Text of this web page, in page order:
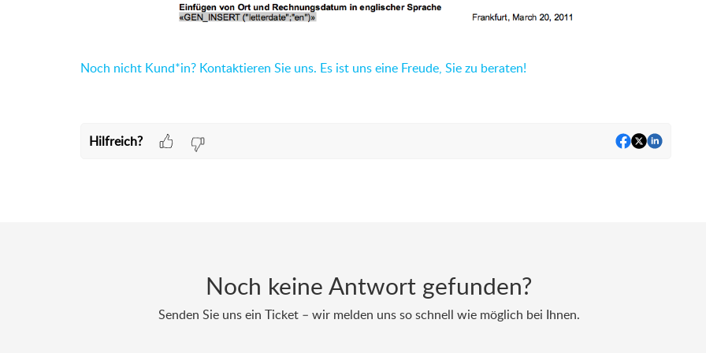
Noch nicht Kund*in? Kontaktieren Sie uns. Es ist uns eine Freude, Sie zu beraten!
Hilfreich?
Noch keine Antwort gefunden?
Senden Sie uns ein Ticket – wir melden uns so schnell wie möglich bei Ihnen.